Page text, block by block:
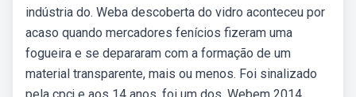
indústria do. Weba descoberta do vidro aconteceu por
acaso quando mercadores fenícios fizeram uma
fogueira e se depararam com a formação de um
material transparente, mais ou menos. Foi sinalizado